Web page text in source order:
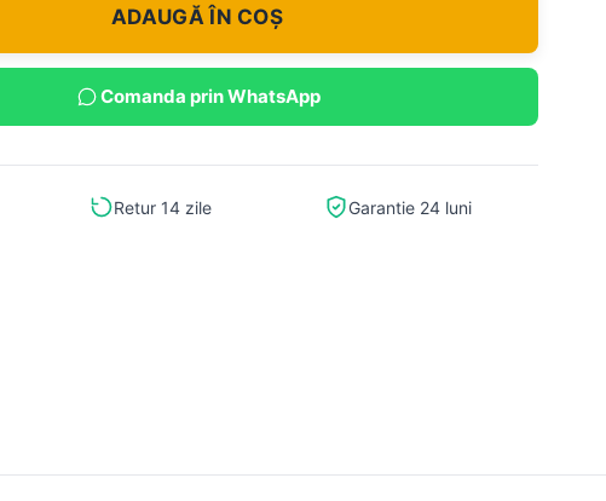
ADAUGĂ ÎN COȘ
Comanda prin WhatsApp
Retur 14 zile Garantie 24 luni